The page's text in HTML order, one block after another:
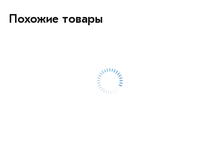
условий доставки или самовывоза.
Похожие товары